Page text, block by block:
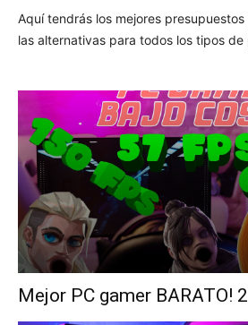
Aquí tendrás los mejores
las alternativas para todos los tipos de
Mejor PC gamer BARATO!